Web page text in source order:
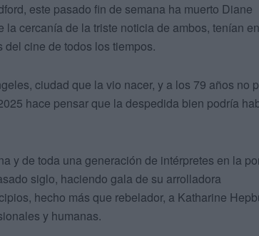
este pasado fin de semana ha muerto Diane
cercanía de la triste noticia de ambos, tenían en
cine de todos los tiempos.
ciudad que la vio nacer, y a los 79 años no
hace pensar que la despedida bien podría
y de toda una generación de intérpretes en la
siglo, haciendo gala de su arrolladora
hecho más que rebelador, a Katharine
y humanas.